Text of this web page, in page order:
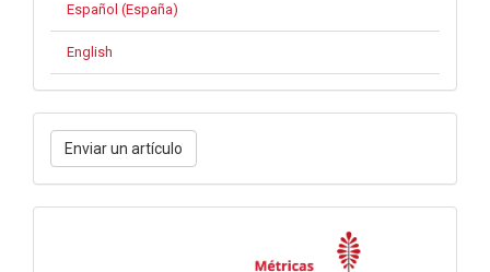
Español (España)
English
Enviar
un
artículo
Enviar un artículo